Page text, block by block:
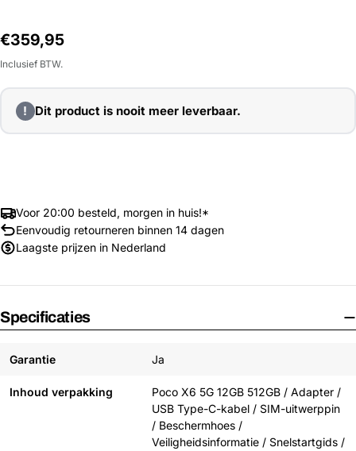
Normale
prijs
€359,95
Inclusief BTW.
! Dit product is nooit meer leverbaar.
Voor 20:00 besteld, morgen in huis!*
Eenvoudig retourneren binnen 14 dagen
Laagste prijzen in Nederland
Specificaties
Garantie Ja
Inhoud verpakking
Poco X6 5G 12GB 512GB / Adapter /
USB Type-C-kabel / SIM-uitwerppin
/ Beschermhoes /
Veiligheidsinformatie / Snelstartgids /